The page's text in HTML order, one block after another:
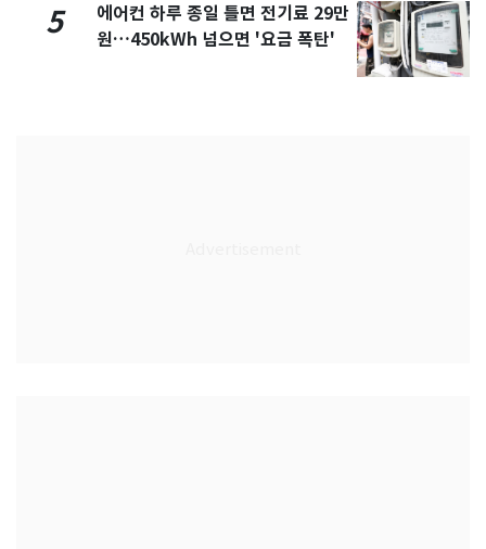
5
에어컨 하루 종일 틀면 전기료 29만
원…450kWh 넘으면 '요금 폭탄'